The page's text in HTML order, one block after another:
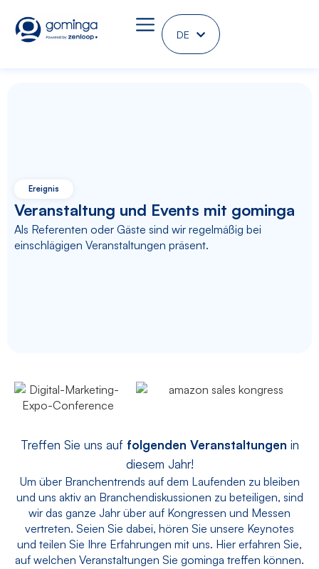
DEEN
Ereignis
Veranstaltung und Events mit gominga
Als Referenten oder Gäste sind wir regelmäßig bei
einschlägigen Veranstaltungen präsent.
Treffen Sie uns auf folgenden Veranstaltungen in
diesem Jahr!
Um über Branchentrends auf dem Laufenden zu bleiben
und uns aktiv an Branchendiskussionen zu beteiligen, sind
wir das ganze Jahr über auf Kongressen und Messen
vertreten. Seien Sie dabei, hören Sie unsere Keynotes
und teilen Sie Ihre Erfahrungen mit uns. Hier erfahren Sie,
auf welchen Veranstaltungen Sie gominga treffen können.